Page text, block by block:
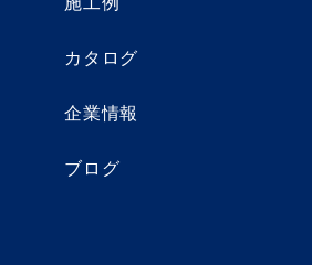
カタログ
企業情報
ブログ